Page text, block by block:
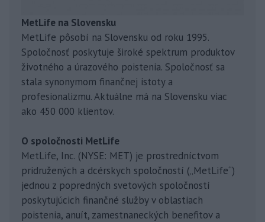
MetLife na Slovensku
MetLife pôsobí na Slovensku od roku 1995.
Spoločnosť poskytuje široké spektrum produktov
životného a úrazového poistenia. Spoločnosť sa
stala synonymom finančnej istoty a
profesionalizmu. Aktuálne má na Slovensku viac
ako 450 000 klientov.
O spoločnosti MetLife
MetLife, Inc. (NYSE: MET) je prostredníctvom
pridružených a dcérskych spoločností („MetLife“)
jednou z popredných svetových spoločností
poskytujúcich finančné služby v oblastiach
poistenia, anuít, zamestnaneckých benefitov a